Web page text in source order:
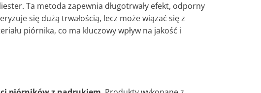
Ta metoda zapewnia długotrwały efekt, odporny
się dużą trwałością, lecz może wiązać się z
piórnika, co ma kluczowy wpływ na jakość i